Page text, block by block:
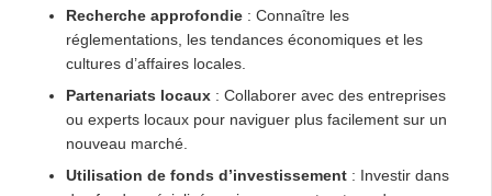
Recherche approfondie : Connaître les
réglementations, les tendances économiques et les
cultures d’affaires locales.
Partenariats locaux : Collaborer avec des entreprises
ou experts locaux pour naviguer plus facilement sur un
nouveau marché.
Utilisation de fonds d’investissement : Investir dans